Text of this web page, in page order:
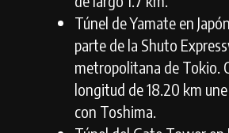
Túnel de Yamate en
parte de la Shuto
metropolitana de Tokio.
longitud de 18.20 km
con Toshima.